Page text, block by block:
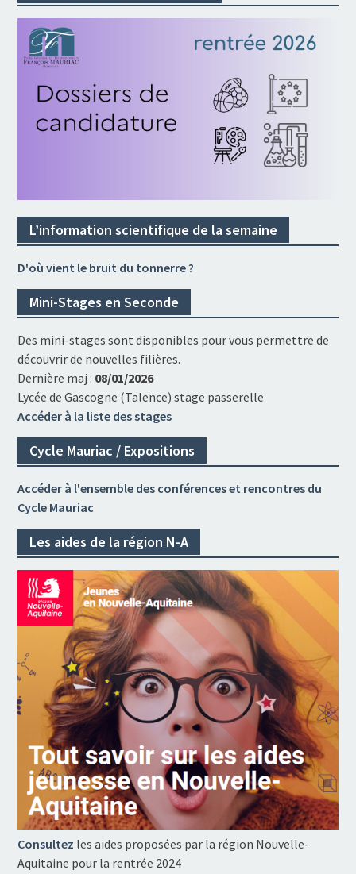
L’information scientifique de la semaine
D'où vient le bruit du tonnerre ?
Mini-Stages en Seconde
Des mini-stages sont disponibles pour vous permettre de
découvrir de nouvelles filières.
Dernière maj : 08/01/2026
Lycée de Gascogne (Talence) stage passerelle
Accéder à la liste des stages
Cycle Mauriac / Expositions
Accéder à l'ensemble des conférences et rencontres du
Cycle Mauriac
Les aides de la région N-A
Consultez les aides proposées par la région Nouvelle-
Aquitaine pour la rentrée 2024